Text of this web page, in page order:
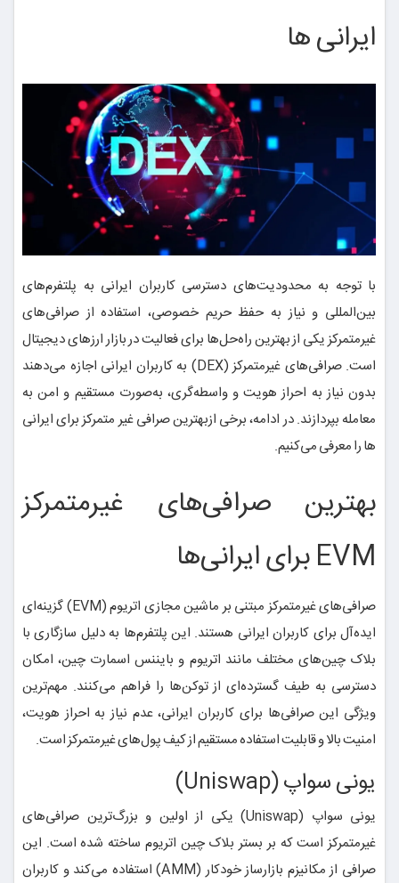
ایرانی ها
با توجه به محدودیت‌های دسترسی کاربران ایرانی به پلتفرم‌های
بین‌المللی و نیاز به حفظ حریم خصوصی، استفاده از صرافی‌های
غیرمتمرکز یکی از بهترین راه‌حل‌ها برای فعالیت در بازار ارزهای دیجیتال
است. صرافی‌های غیرمتمرکز (DEX) به کاربران ایرانی اجازه می‌دهند
بدون نیاز به احراز هویت و واسطه‌گری، به‌صورت مستقیم و امن به
معامله بپردازند. در ادامه، برخی ازبهترین صرافی غیر متمرکز برای ایرانی
ها را معرفی می‌کنیم.
بهترین صرافی‌های غیرمتمرکز
EVM برای ایرانی‌ها
صرافی‌های غیرمتمرکز مبتنی بر ماشین مجازی اتریوم (EVM) گزینه‌ای
ایده‌آل برای کاربران ایرانی هستند. این پلتفرم‌ها به دلیل سازگاری با
بلاک چین‌های مختلف مانند اتریوم و بایننس اسمارت چین، امکان
دسترسی به طیف گسترده‌ای از توکن‌ها را فراهم می‌کنند. مهم‌ترین
ویژگی این صرافی‌ها برای کاربران ایرانی، عدم نیاز به احراز هویت،
امنیت بالا و قابلیت استفاده مستقیم از کیف پول‌های غیرمتمرکز است.
یونی سواپ (Uniswap)
یونی سواپ (Uniswap) یکی از اولین و بزرگ‌ترین صرافی‌های
غیرمتمرکز است که بر بستر بلاک چین اتریوم ساخته شده است. این
صرافی از مکانیزم بازارساز خودکار (AMM) استفاده می‌کند و کاربران